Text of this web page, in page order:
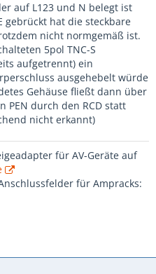
auf L123 und N belegt ist
gebrückt hat die steckbare
nicht normgemäß ist.
5pol TNC-S
aufgetrennt) ein
ausgehebelt würde
Gehäuse fließt dann über
PEN durch den RCD statt
nicht erkannt)
für AV-Geräte auf
für Ampracks: